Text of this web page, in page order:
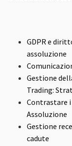
GDPR e
assoluzione
Gestione
Trading:
Contrastare
Assoluzione
Gestione
cadute